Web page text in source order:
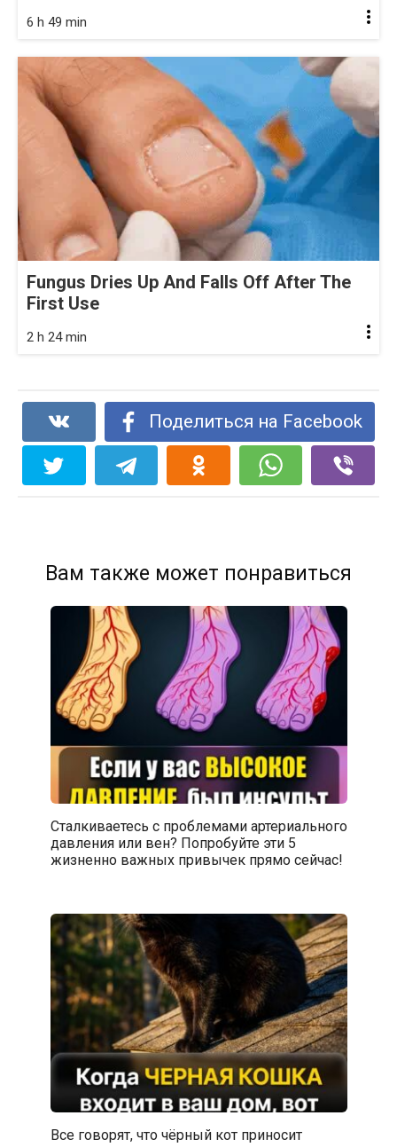
6 h 49 min
Fungus Dries Up And Falls Off After The
First Use
2 h 24 min
Поделиться на Facebook
Вам также может понравиться
Сталкиваетесь с проблемами артериального
давления или вен? Попробуйте эти 5
жизненно важных привычек прямо сейчас!
Все говорят, что чёрный кот приносит